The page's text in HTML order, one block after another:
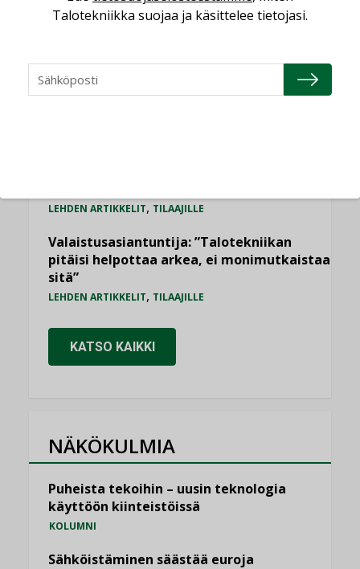
yhdistävät useita teknisiä osaamisalueita
Sähköistyminen kasvaa voimakkaasti:
”Tulevat kilpailuedut syntyvät, kun
LEHDEN ARTIKKELIT, TILAAJILLE
Valaistusasiantuntija: ”Talotekniikan
pitäisi helpottaa arkea, ei monimutkaistaa
sitä”
LEHDEN ARTIKKELIT, TILAAJILLE
KATSO KAIKKI
NÄKÖKULMIA
Puheista tekoihin – uusin teknologia
käyttöön kiinteistöissä
KOLUMNI
Sähköistäminen säästää euroja
Talotekniikka suojaa ja käsittelee tietojasi.